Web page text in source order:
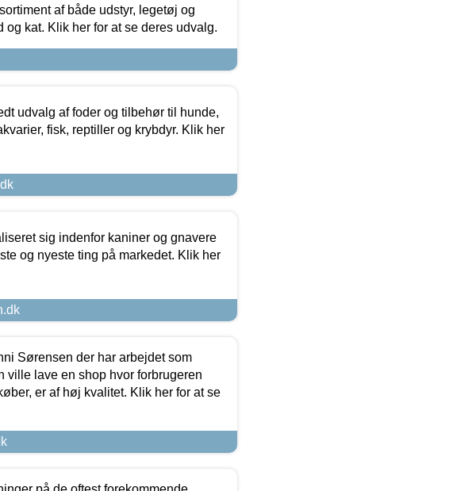
af både udstyr, legetøj og
kat. Klik her for at se deres udvalg.
udvalg af foder og tilbehør til hunde,
fisk, reptiller og krybdyr. Klik her
sig indenfor kaniner og gnavere
og nyeste ting på markedet. Klik her
Sørensen der har arbejdet som
ville lave en shop hvor forbrugeren
er af høj kvalitet. Klik her for at se